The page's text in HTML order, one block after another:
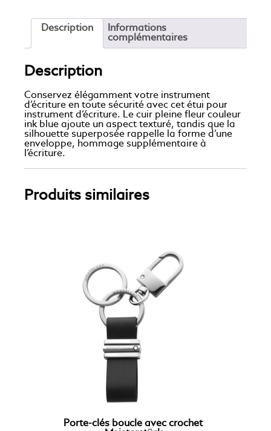
Description
Informations
complémentaires
Description
Conservez élégamment votre instrument
d’écriture en toute sécurité avec cet étui pour
instrument d’écriture. Le cuir pleine fleur couleur
ink blue ajoute un aspect texturé, tandis que la
silhouette superposée rappelle la forme d’une
enveloppe, hommage supplémentaire à
l’écriture.
Produits similaires
Porte-clés boucle avec crochet